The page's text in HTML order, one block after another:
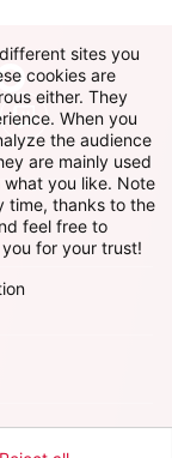
Twitch
sites you
cookies are
either. They
When you
the audience
are mainly used
you like. Note
time, thanks to the
feel free to
for your trust!